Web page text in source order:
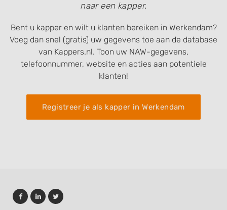
naar een kapper.
Bent u kapper en wilt u klanten bereiken in Werkendam?
Voeg dan snel (gratis) uw gegevens toe aan de database
van Kappers.nl. Toon uw NAW-gegevens,
telefoonnummer, website en acties aan potentiele
klanten!
Registreer je als kapper in Werkendam